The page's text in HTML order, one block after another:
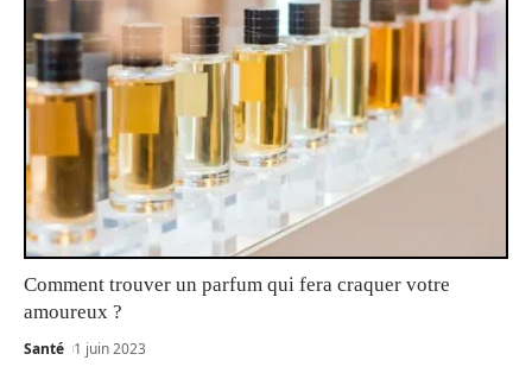
Comment trouver un parfum qui fera craquer votre
amoureux ?
Santé 1 juin 2023